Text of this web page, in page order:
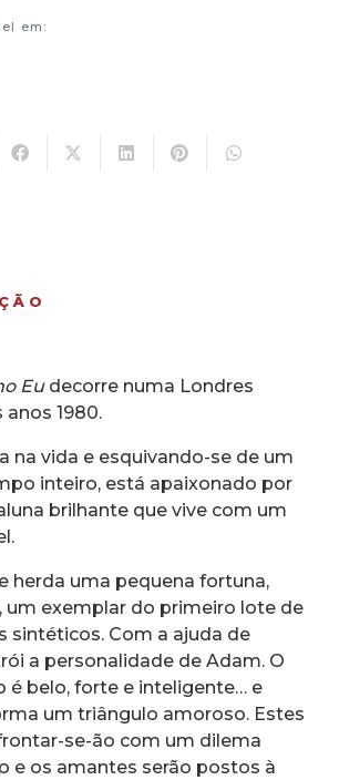
€.10,50 €.
em:
Eu decorre numa Londres
1980.
na vida e esquivando-se de um
inteiro, está apaixonado por
brilhante que vive com um
herda uma pequena fortuna,
um exemplar do primeiro lote de
sintéticos. Com a ajuda de
a personalidade de Adam. O
é belo, forte e inteligente… e
um triângulo amoroso. Estes
se-ão com um dilema
e os amantes serão postos à